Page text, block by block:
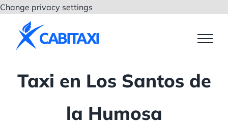
Change privacy settings
contenido
Taxi en Los Santos de
la Humosa